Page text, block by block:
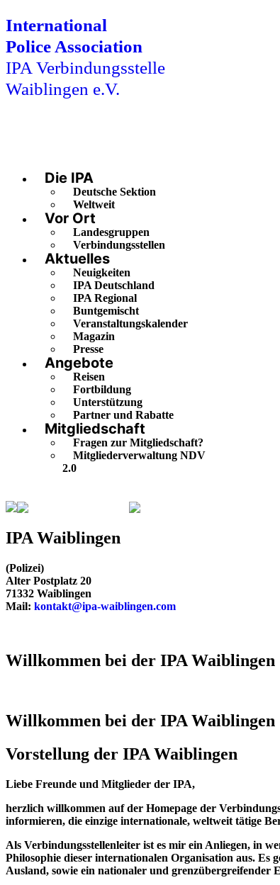
International
Police Association
IPA Verbindungsstelle
Waiblingen e.V.
Die IPA
Deutsche Sektion
Weltweit
Vor Ort
Landesgruppen
Verbindungsstellen
Aktuelles
Neuigkeiten
IPA Deutschland
IPA Regional
Buntgemischt
Veranstaltungskalender
Magazin
Presse
Angebote
Reisen
Fortbildung
Unterstützung
Partner und Rabatte
Mitgliedschaft
Fragen zur Mitgliedschaft?
Mitgliederverwaltung NDV
2.0
IPA Waiblingen
(Polizei)
Alter Postplatz 20
71332 Waiblingen
Mail: kontakt@ipa-waiblingen.com
Willkommen bei der IPA Waiblingen
Willkommen bei der IPA Waiblingen
Vorstellung der IPA Waiblingen
Liebe Freunde und Mitglieder der IPA,
herzlich willkommen auf der Homepage der
informieren, die einzige internationale, weltweit tätige
Als Verbindungsstellenleiter ist es mir ein Anliegen, in
Philosophie dieser internationalen Organisation aus. Es
Ausland, sowie ein nationaler und grenzübergreifender